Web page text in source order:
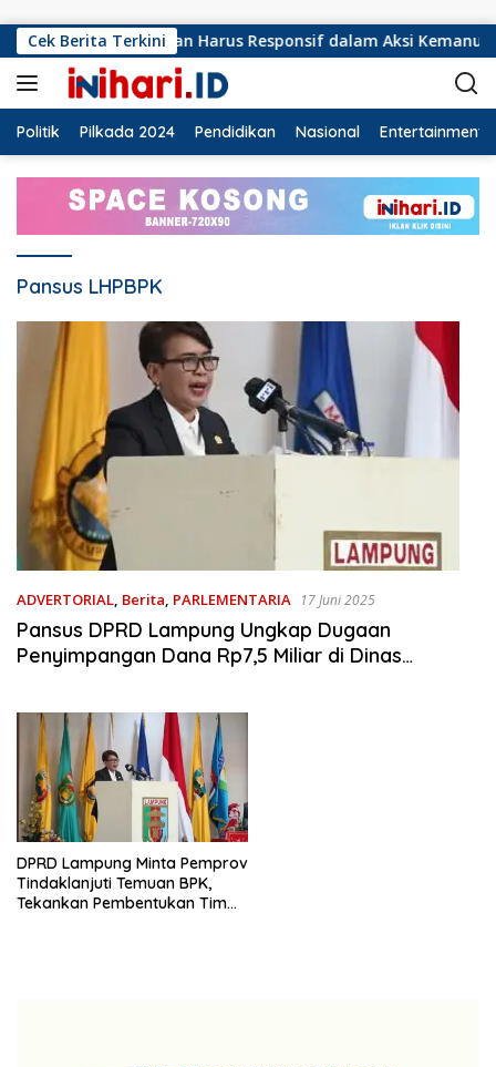
Cek Berita Terkini
Lampung Selatan Harus Responsif dalam Aksi Kemanusiaan
Politik Pilkada 2024 Pendidikan Nasional Entertainment
Pansus LHPBPK
ADVERTORIAL, Berita, PARLEMENTARIA 17 Juni 2025
Pansus DPRD Lampung Ungkap Dugaan
Penyimpangan Dana Rp7,5 Miliar di Dinas
Hortikultura
DPRD Lampung Minta Pemprov
Tindaklanjuti Temuan BPK,
Tekankan Pembentukan Tim